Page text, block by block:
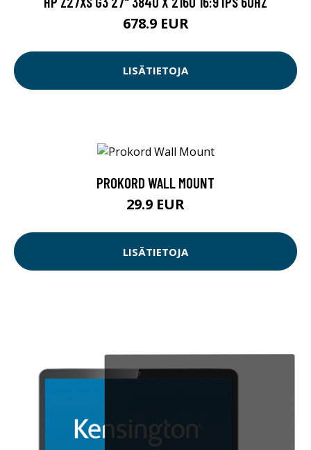
678.9 EUR
LISÄTIETOJA
PROKORD WALL MOUNT
29.9 EUR
LISÄTIETOJA